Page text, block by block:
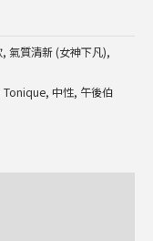
, 氣質清新 (女神下凡),
Tonique, 中性, 午後伯